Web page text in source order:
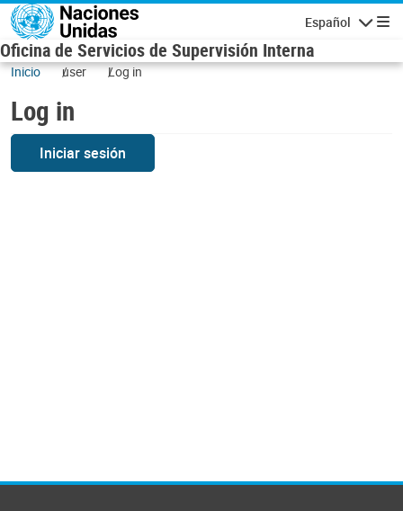
Skip to main content
Español
Oficina de Servicios de Supervisión Interna
Inicio user Log in
Log in
Iniciar sesión